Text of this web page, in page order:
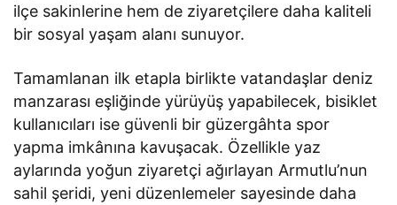
ilçe sakinlerine hem de ziyaretçilere daha kaliteli
bir sosyal yaşam alanı sunuyor.
Tamamlanan ilk etapla birlikte vatandaşlar deniz
manzarası eşliğinde yürüyüş yapabilecek, bisiklet
kullanıcıları ise güvenli bir güzergâhta spor
yapma imkânına kavuşacak. Özellikle yaz
aylarında yoğun ziyaretçi ağırlayan Armutlu’nun
sahil şeridi, yeni düzenlemeler sayesinde daha